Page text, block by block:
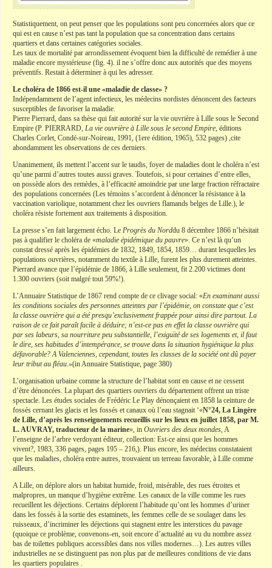
Statistiquement, on peut penser que les populations sont peu concernées alors que ce
qui est en cause n’est pas tant la population que sa concentration dans certains
quartiers et dans certaines catégories sociales.
Les taux de mortalité par arrondissement évoquent bien la difficulté de remédier à une
maladie encore mystérieuse (fig. 4). il ne s’offre donc aux autorités que des moyens
préventifs. Restait à déterminer à qui les adresser.
Le choléra de 1866 est-il une «maladie de classe» ?
Indépendamment de l’agent infectieux, les médecins nordistes dénoncent des facteurs
susceptibles de favoriser la maladie.
Pierre Pierrard, dans sa thèse qui fait autorité sur la vie ouvrière à Lille sous le Second
Empire (P. PIERRARD, La vie ouvrière à Lille sous le second Empire , éditions
Charles Corlet, Condé-sur-Noireau, 1991, (1ere édition, 1965), 532 pages) ,cite
abondamment les observations de ces derniers.
Unanimement, ils mettent l’accent sur le taudis, foyer de maladies dont le choléra n’est
qu’une parmi d’autres toutes aussi graves. Toutefois, si pour certaines d’entre elles,
on possède alors des remèdes, à l’efficacité amoindrie par une large fraction réfractaire
des populations concernées (Les témoins s’accordent à dénoncer la résistance à la
vaccination variolique, notamment chez les ouvriers flamands belges de Lille.), le
choléra résiste fortement aux traitements à disposition.
La presse s’en fait largement écho. Le Progrès du Norddu 8 décembre 1866 n’hésitait
pas à qualifier le choléra de «maladie épidémique du pauvre». Ce n’est là qu’un
constat dressé après les épidémies de 1832, 1849, 1854, 1859… durant lesquelles les
populations ouvrières, notamment du textile à Lille, furent les plus durement atteintes.
Pierrard avance que l’épidémie de 1866, à Lille seulement, fit 2.200 victimes dont
1.300 ouvriers (soit malgré tout 59%!).
L’Annuaire Statistique de 1867 rend compte de ce clivage social: «En examinant aussi
les conditions sociales des personnes atteintes par l’épidémie, on constate que c’est
la classe ouvrière qui a été presqu’exclusivement frappée pour ainsi dire partout. La
raison de ce fait paraît facile à déduire; n’est-ce pas en effet la classe ouvrière qui
par ses labeurs, sa nourriture peu substantielle, l’exiguïté de ses logements et, il faut
le dire, ses habitudes d’intempérance, se trouve dans la situation hygiénique la plus
défavorable? A Valenciennes, cependant, toutes les classes de la société ont dû payer
leur tribut au fléau.»(in Annuaire Statistique, page 380)
L’organisation urbaine comme la structure de l’habitat sont en cause et ne cessent
d’être dénoncées. La plupart des quartiers ouvriers du département offrent un triste
spectacle. Les études sociales de Frédéric Le Play dénonçaient en 1858 la ceinture de
fossés cernant les glacis et les fossés et canaux où l’eau stagnait ‘«N°24, La Lingère
de Lille, d’après les renseignements recueillis sur les lieux en juillet 1858, par M.
L. AUVRAY, traducteur de la marine», in Ouvriers des deux mondes , A
l’enseigne de l’arbre verdoyant éditeur, collection: Est-ce ainsi que les hommes
vivent?, 1983, 336 pages, pages 195 – 216,). Plus encore, les médecins constataient
que les maladies, choléra entre autres, trouvaient un terreau favorable, à Lille comme
ailleurs.
A Lille, on déplore alors un habitat humide, froid, misérable, des rues étroites et
malpropres, un manque d’hygiène extrême. Les canaux de la ville comme les rues
recueillent les déjections. Certains déplorent l’habitude qu’ont les hommes d’uriner
dans les fossés à la sortie des estaminets, les femmes celle de se soulager dans les
ruisseaux, d’incriminer les déjections qui stagnent entre les interstices du pavage
(quoique ce problème, convenons-en, soit encore d’actualité au vu du nombre assez
bas de toilettes publiques accessibles dans nos villes modernes…). Les autres villes
industrielles ne se distinguent pas non plus par de meilleures conditions de vie dans
les quartiers populaires .